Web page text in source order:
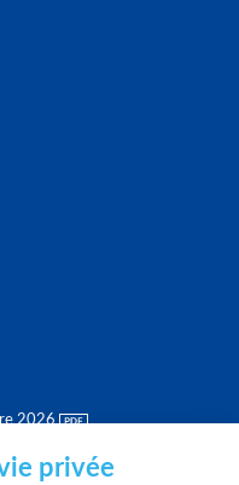
2026
privée